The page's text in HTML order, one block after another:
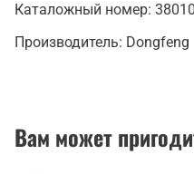
Каталожный номер:
Производитель: Dongfeng
Вам может